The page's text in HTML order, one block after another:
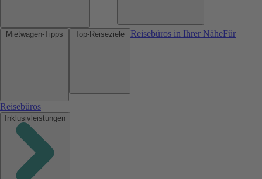
Reisebüros in Ihrer NäheFür
Reisebüros
Inklusivleistungen